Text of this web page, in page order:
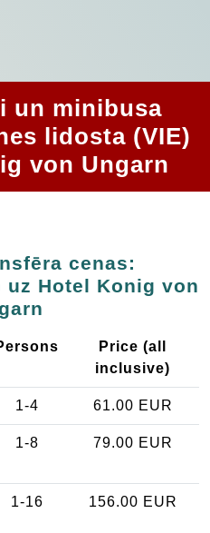
un minibusa
lidosta (VIE)
von Ungarn
cenas:
uz Hotel Konig von
Price (all
inclusive)
1-4 61.00 EUR
1-8 79.00 EUR
1-16 156.00 EUR